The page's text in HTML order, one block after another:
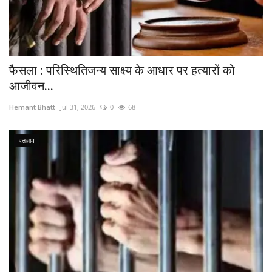
फैसला : परिस्थितिजन्य साक्ष्य के आधार पर हत्यारों को
आजीवन...
Hemant Bhatt Jul 31, 2026 0 68
रतलाम